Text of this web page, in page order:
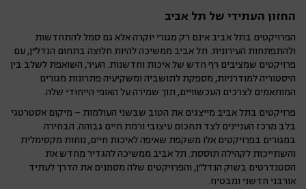
החזון העתידי של תל אביב
הפרויקטים בתל אביב אינם רק מגורי יוקרה אלא גם סמל להתחדשות
ולהתפתחות העירונית. תל אביב ממשיכה להיות חלוצה בתחום הנדל"ן, עם
פרויקטים שמציבים רף חדש של איכות וחדשנות. העיר, השואפת לשלב בין
היסטוריה למודרניות, מספקת לתושביה ומשקיעיה פתרונות מגורים
המותאמים לצרכים העכשוויים, תוך שמירה על האופי הייחודי שלה.
פרויקטים בתל אביב מייצגים את הטוב שבשני העולמות – מיקום אסטרטגי
בלב מרכז העניינים לצד תחכום עיצובי ורמת חיים גבוהה. הבחירה
במגורים בפרויקטים אלו משקפת שאיפה לאיכות חיים, נוחות מקסימלית
והשתייכות לקהילה תוססת. תל אביב ממשיכה להגדיר מחדש את
הסטנדרטים בשוק הנדל"ן, והפרויקטים שלה מסמנים את הדרך לעתיד
אורבני חדשני ומבטיח.